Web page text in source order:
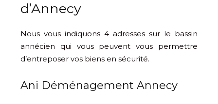
d’Annecy
Nous vous indiquons 4 adresses sur le bassin
annécien qui vous peuvent vous permettre
d’entreposer vos biens en sécurité.
Ani Déménagement Annecy